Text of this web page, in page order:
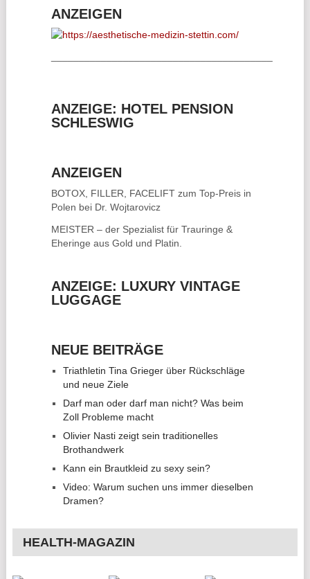
ANZEIGEN
ANZEIGE: HOTEL PENSION
SCHLESWIG
ANZEIGEN
BOTOX, FILLER, FACELIFTzum Top-Preis in
Polen bei Dr. Wojtarovicz
MEISTER – der Spezialist für Trauringe &
Eheringe aus Gold und Platin.
ANZEIGE: LUXURY VINTAGE
LUGGAGE
NEUE BEITRÄGE
Triathletin Tina Grieger über Rückschläge
und neue Ziele
Darf man oder darf man nicht? Was beim
Zoll Probleme macht
Olivier Nasti zeigt sein traditionelles
Brothandwerk
Kann ein Brautkleid zu sexy sein?
Video: Warum suchen uns immer dieselben
Dramen?
HEALTH-MAGAZIN